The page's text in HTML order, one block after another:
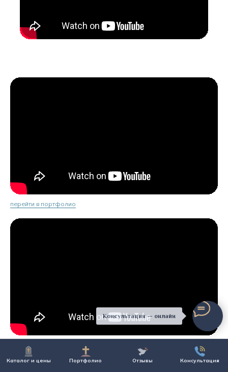
Каталог и цены Портфолио Отзывы Консультация
Консультация — онлайн
перейти в портфолио
перейти в портфолио